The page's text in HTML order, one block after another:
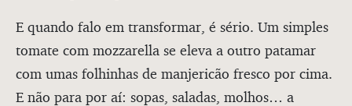
E quando falo em transformar, é sério. Um simples
tomate com mozzarella se eleva a outro patamar
com umas folhinhas de manjericão fresco por cima.
E não para por aí: sopas, saladas, molhos… a